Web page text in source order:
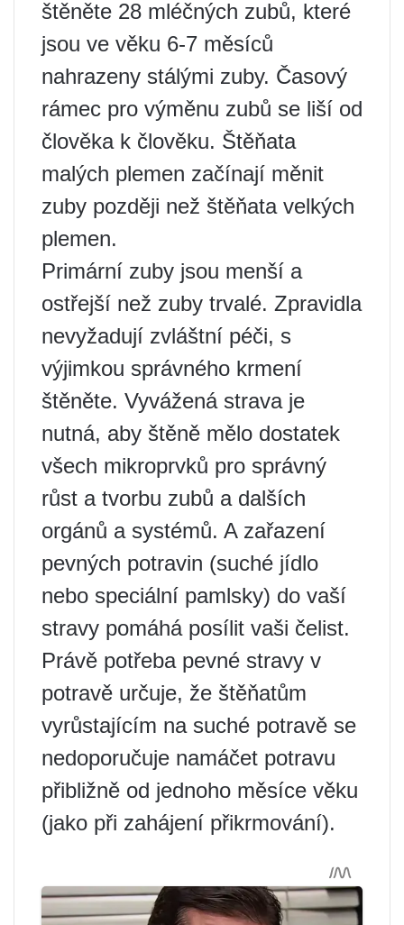
štěněte 28 mléčných zubů, které
jsou ve věku 6-7 měsíců
nahrazeny stálými zuby. Časový
rámec pro výměnu zubů se liší od
člověka k člověku. Štěňata
malých plemen začínají měnit
zuby později než štěňata velkých
plemen.
Primární zuby jsou menší a
ostřejší než zuby trvalé. Zpravidla
nevyžadují zvláštní péči, s
výjimkou správného krmení
štěněte. Vyvážená strava je
nutná, aby štěně mělo dostatek
všech mikroprvků pro správný
růst a tvorbu zubů a dalších
orgánů a systémů. A zařazení
pevných potravin (suché jídlo
nebo speciální pamlsky) do vaší
stravy pomáhá posílit vaši čelist.
Právě potřeba pevné stravy v
potravě určuje, že štěňatům
vyrůstajícím na suché potravě se
nedoporučuje namáčet potravu
přibližně od jednoho měsíce věku
(jako při zahájení přikrmování).